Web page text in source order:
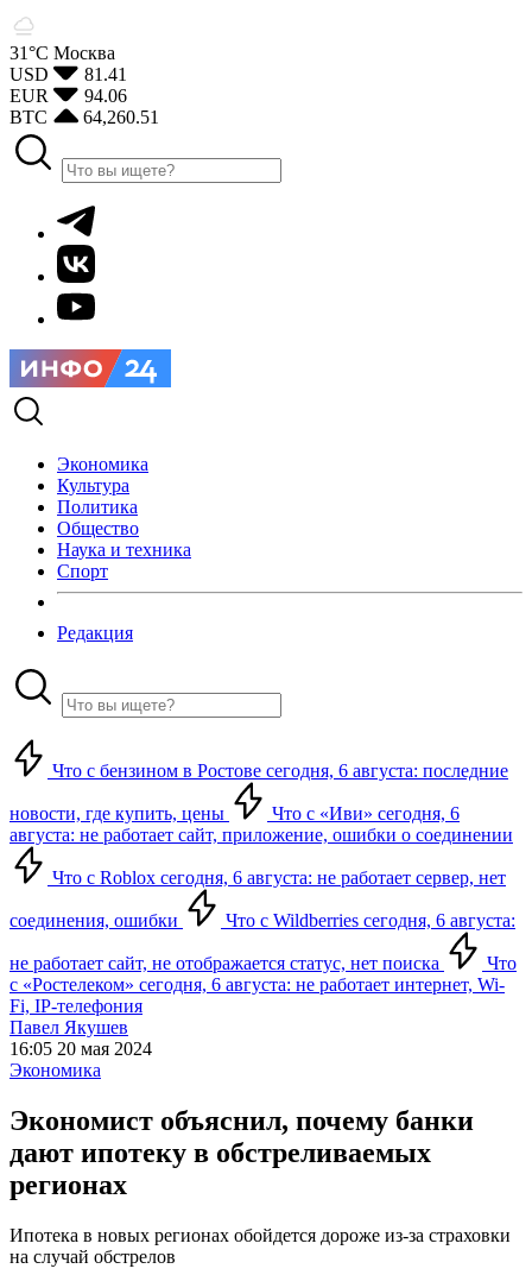
31°С Москва
USD
81.41
EUR
94.06
BTC
64,260.51
Экономика
Культура
Политика
Общество
Наука и техника
Спорт
Редакция
Что с бензином в Ростове сегодня, 6 августа: последние
новости, где купить, цены
Что с «Иви» сегодня, 6
августа: не работает сайт, приложение, ошибки о соединении
Что с Roblox сегодня, 6 августа: не работает сервер, нет
соединения, ошибки Что с Wildberries сегодня, 6 августа:
не работает сайт, не отображается статус, нет поиска
Что
с «Ростелеком» сегодня, 6 августа: не работает интернет, Wi-
Fi, IP-телефония
Павел Якушев
16:05 20 мая 2024
Экономика
Экономист объяснил, почему банки
дают ипотеку в обстреливаемых
регионах
Ипотека в новых регионах обойдется дороже из-за страховки
на случай обстрелов